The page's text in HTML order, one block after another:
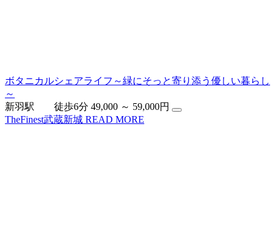
ボタニカルシェアライフ～緑にそっと寄り添う優しい暮らし
～
新羽駅 徒歩6分 49,000 ～ 59,000円
TheFinest武蔵新城 READ MORE